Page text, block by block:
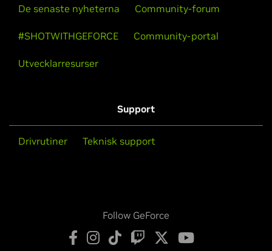
De senaste nyheterna Community-forum
#SHOTWITHGEFORCE Community-portal
Utvecklarresurser
Support
Drivrutiner Teknisk support
Follow GeForce